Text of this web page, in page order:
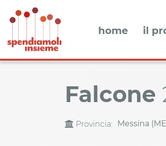
home il
Falcone
Provincia: Messina